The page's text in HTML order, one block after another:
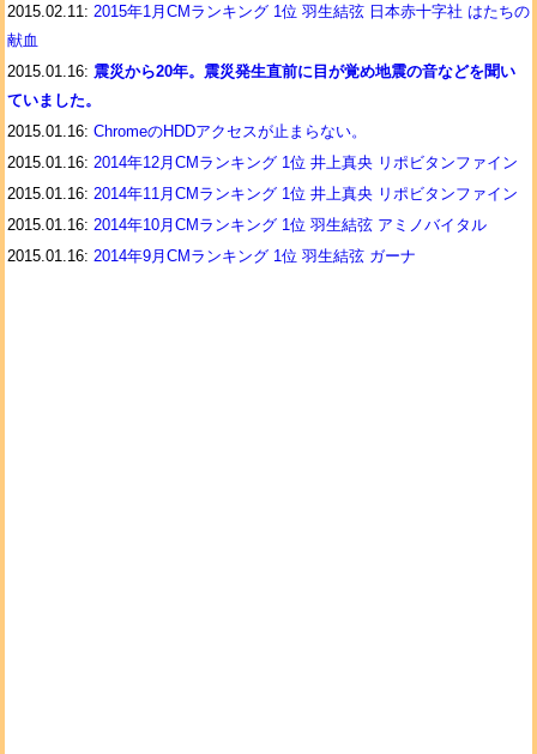
2015.02.11: 2015年1月CMランキング 1位 羽生結弦 日本赤十字社 はたちの
献血
2015.01.16: 震災から20年。震災発生直前に目が覚め地震の音などを聞い
ていました。
2015.01.16: ChromeのHDDアクセスが止まらない。
2015.01.16: 2014年12月CMランキング 1位 井上真央 リポビタンファイン
2015.01.16: 2014年11月CMランキング 1位 井上真央 リポビタンファイン
2015.01.16: 2014年10月CMランキング 1位 羽生結弦 アミノバイタル
2015.01.16: 2014年9月CMランキング 1位 羽生結弦 ガーナ